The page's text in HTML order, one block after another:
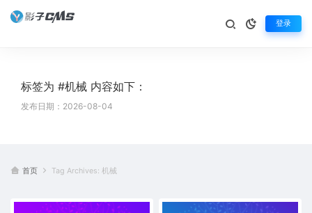
登录
标签为 #机械 内容如下：
发布日期：2026-08-04
首页 Tag Archives: 机械